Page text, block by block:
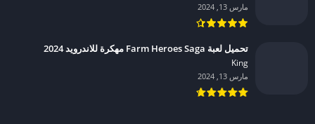
مارس 13, 2024
تحميل لعبة Farm Heroes Saga مهكرة للاندرويد 2024
King‏
مارس 13, 2024